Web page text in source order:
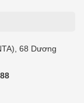
68 Dương